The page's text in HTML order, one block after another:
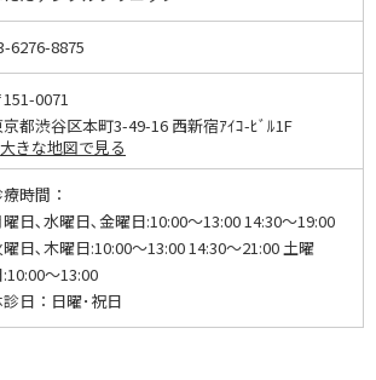
6276-8875
151-0071
京都渋谷区本町3-49-16 西新宿ｱｲｺ-ﾋﾞﾙ1F
大きな地図で見る
時間：
曜日､水曜日､金曜日:10:00～13:00 14:30～19:00
曜日､木曜日:10:00～13:00 14:30～21:00 土曜
:10:00～13:00
日： 日曜･祝日